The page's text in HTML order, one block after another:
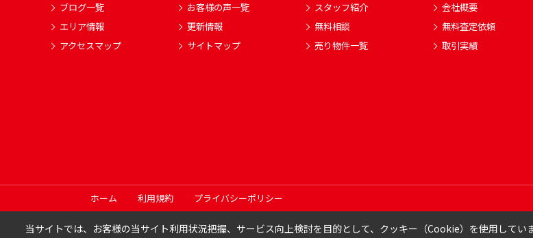
ブログ一覧
エリア情報
アクセスマップ
お客様の声一覧
更新情報
サイトマップ
スタッフ紹介
無料相談
売り物件一覧
会社概要
無料査定依頼
取引実績
ホーム 利用規約 プライバシーポリシー
当サイトでは、お客様の当サイト利用状況把握、サービス向上検討を目的として、クッキー（Cookie）を使用してい